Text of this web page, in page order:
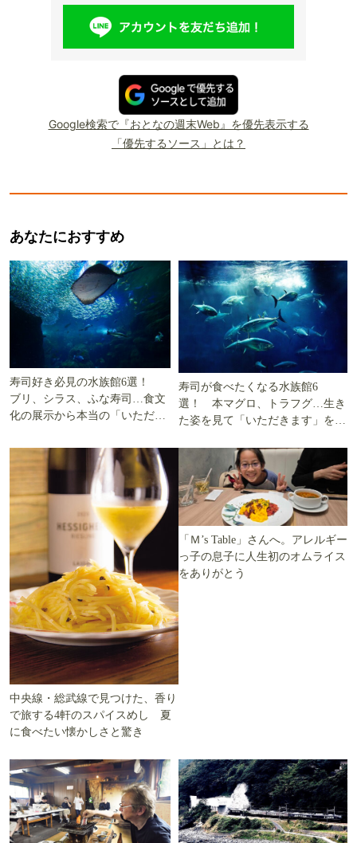
Google検索で『おとなの週末Web』を優先表示する
「優先するソース」とは？
あなたにおすすめ
寿司好き必見の水族館6選！
ブリ、シラス、ふな寿司…食文
化の展示から本当の「いただき
寿司が食べたくなる水族館6
選！ 本マグロ、トラフグ…生き
た姿を見て「いただきます」を考
中央線・総武線で見つけた、香り
で旅する4軒のスパイスめし 夏
に食べたい懐かしさと驚き
「Ｍ’s Table」さんへ。アレルギー
っ子の息子に人生初のオムライス
をありがとう